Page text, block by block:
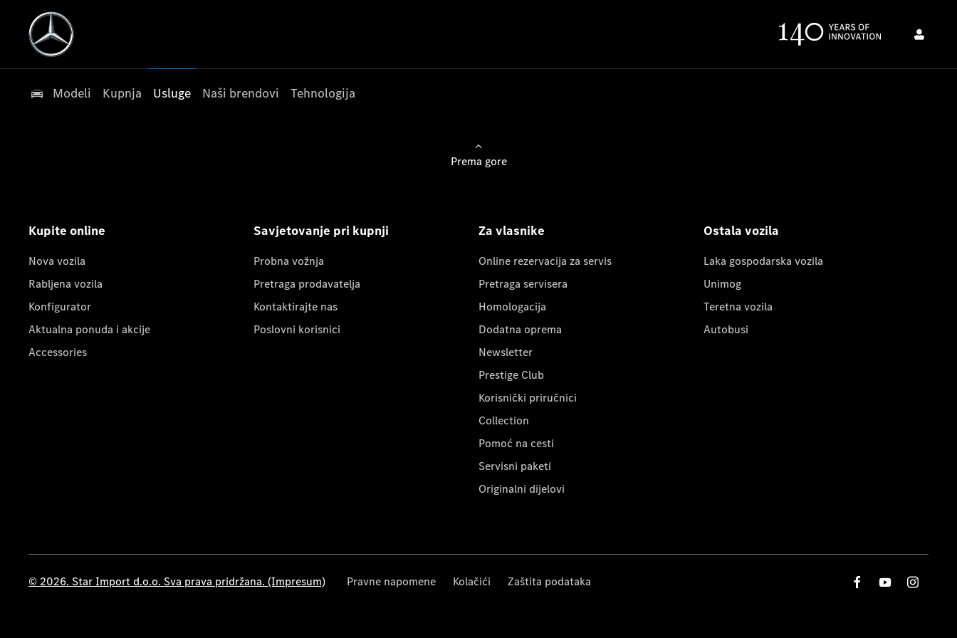
Modeli Kupnja Usluge Naši brendovi Tehnologija
Prema gore
Kupite online
Nova vozila
Rabljena vozila
Konfigurator
Aktualna ponuda i akcije
Accessories
Savjetovanje pri kupnji
Probna vožnja
Pretraga prodavatelja
Kontaktirajte nas
Poslovni korisnici
Za vlasnike
Online rezervacija za servis
Pretraga servisera
Homologacija
Dodatna oprema
Newsletter
Prestige Club
Korisnički priručnici
Collection
Pomoć na cesti
Servisni paketi
Originalni dijelovi
Ostala vozila
Laka gospodarska vozila
Unimog
Teretna vozila
Autobusi
© 2026. Star Import d.o.o. Sva prava pridržana. (Impresum) Pravne napomene Kolačići Zaštita podataka